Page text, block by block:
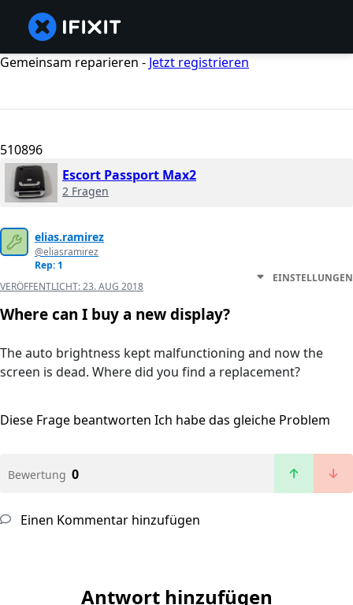
Gemeinsam reparieren - Jetzt registrieren
510896
Escort Passport Max2
2 Fragen
elias.ramirez
@eliasramirez
Rep: 1
VERÖFFENTLICHT:23. AUG 2018
EINSTELLUNGEN
Where can I buy a new display?
The auto brightness kept malfunctioning and now the
screen is dead. Where did you find a replacement?
Diese Frage beantworten Ich habe das gleiche Problem
Bewertung 0
Einen Kommentar hinzufügen
Antwort hinzufügen